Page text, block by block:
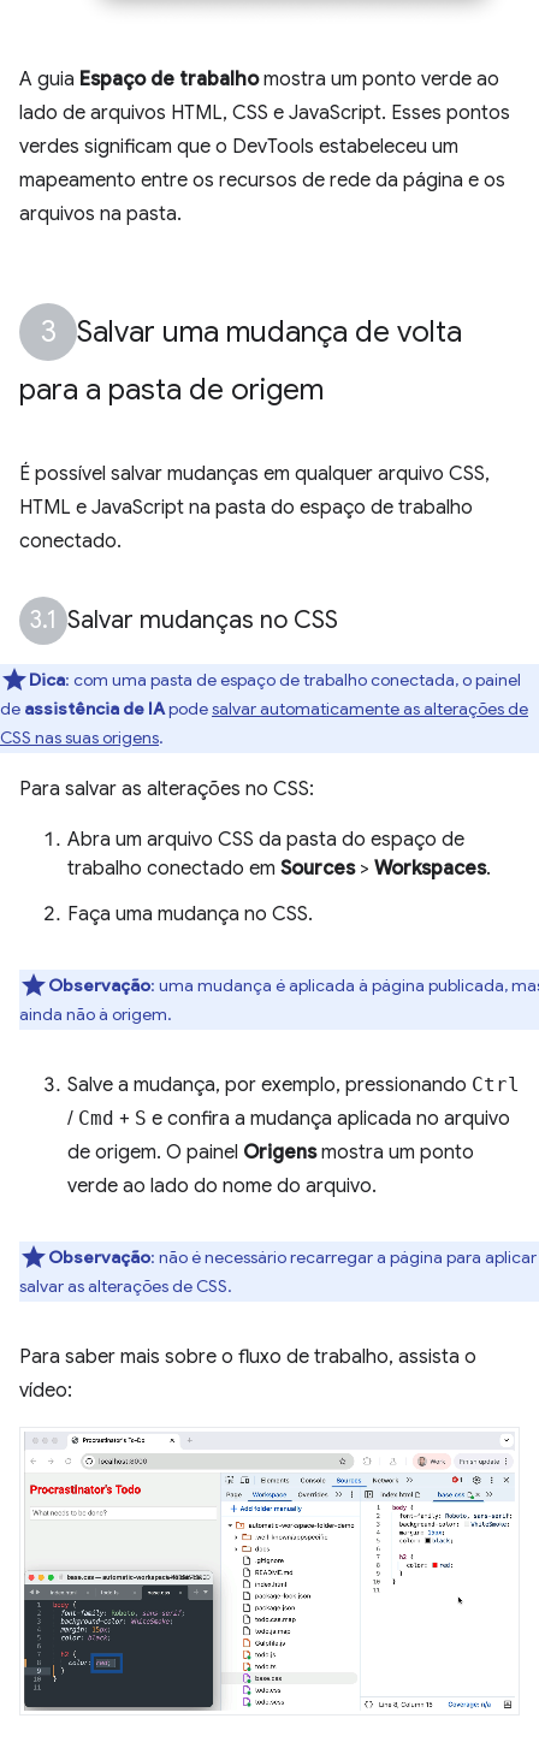
A guia Espaço de trabalhomostra um ponto verde ao
lado de arquivos HTML, CSS e JavaScript. Esses pontos
verdes significam que o DevTools estabeleceu um
mapeamento entre os recursos de rede da página e os
arquivos na pasta.
Salvar uma mudança de volta
para a pasta de origem
É possível salvar mudanças em qualquer arquivo CSS,
HTML e JavaScript na pasta do espaço de trabalho
conectado.
Salvar mudanças no CSS
Dica: com uma pasta de espaço de trabalho conectada, o painel
de assistência de IApodesalvar automaticamente as alterações de
CSS nas suas origens.
Para salvar as alterações no CSS:
Abra um arquivo CSS da pasta do espaço de
trabalho conectado em Sources> Workspaces.
Faça uma mudança no CSS.
Observação: uma mudança é aplicada à página publicada,
ainda não à origem.
Salve a mudança, por exemplo, pressionando Ctrl
/ Cmd + S e confira a mudança aplicada no arquivo
de origem. O painel Origensmostra um ponto
verde ao lado do nome do arquivo.
Observação: não é necessário recarregar a página para
salvar as alterações de CSS.
Para saber mais sobre o fluxo de trabalho, assista o
vídeo: